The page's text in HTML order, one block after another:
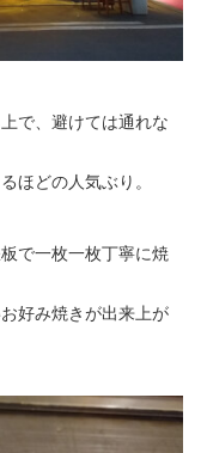
で、避けては通れな
ほどの人気ぶり。
で一枚一枚丁寧に焼
好み焼きが出来上が